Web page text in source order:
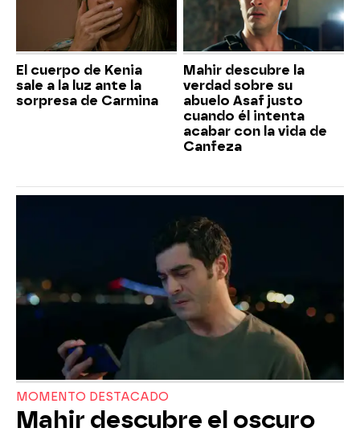
El cuerpo de Kenia
sale a la luz ante la
sorpresa de Carmina
Mahir descubre la
verdad sobre su
abuelo Asaf justo
cuando él intenta
acabar con la vida de
Canfeza
MOMENTO DESTACADO
Mahir descubre el oscuro